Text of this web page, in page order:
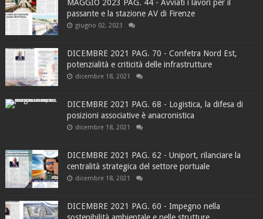
MAGGIO 2023 PAG. 44 - Avviati i lavori per il
passante e la stazione AV di Firenze
giugno 02, 2023
DICEMBRE 2021 PAG. 70 - Confetra Nord Est,
potenzialità e criticità delle infrastrutture
dicembre 18, 2021
DICEMBRE 2021 PAG. 68 - Logistica, la difesa di
posizioni associative è anacronistica
dicembre 18, 2021
DICEMBRE 2021 PAG. 62 - Uniport, rilanciare la
centralità strategica del settore portuale
dicembre 18, 2021
DICEMBRE 2021 PAG. 60 - Impegno nella
sostenibilità ambientale e nelle strutture